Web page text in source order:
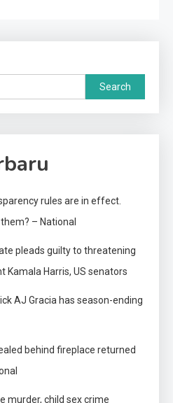
Search
rules are in effect.
– National
pleads guilty to threatening
Kamala Harris, US senators
AJ Gracia has season-ending
behind fireplace returned
murder, child sex crime